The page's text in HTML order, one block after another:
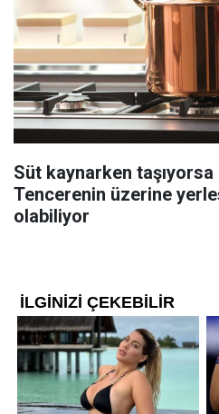
Süt kaynarken
Tencerenin üzerine
olabiliyor